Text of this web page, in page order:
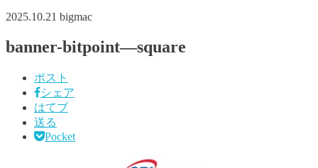
2025.10.21 bigmac
banner-bitpoint—square
ポスト
シェア
はてブ
送る
Pocket